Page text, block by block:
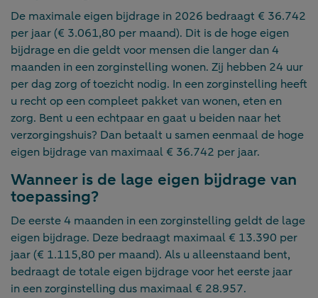
De maximale eigen bijdrage in 2026 bedraagt € 36.742
per jaar (€ 3.061,80 per maand). Dit is de hoge eigen
bijdrage en die geldt voor mensen die langer dan 4
maanden in een zorginstelling wonen. Zij hebben 24 uur
per dag zorg of toezicht nodig. In een zorginstelling heeft
u recht op een compleet pakket van wonen, eten en
zorg. Bent u een echtpaar en gaat u beiden naar het
verzorgingshuis? Dan betaalt u samen eenmaal de hoge
eigen bijdrage van maximaal € 36.742 per jaar.
Wanneer is de lage eigen bijdrage van
toepassing?
De eerste 4 maanden in een zorginstelling geldt de lage
eigen bijdrage. Deze bedraagt maximaal € 13.390 per
jaar (€ 1.115,80 per maand). Als u alleenstaand bent,
bedraagt de totale eigen bijdrage voor het eerste jaar
in een zorginstelling dus maximaal € 28.957.